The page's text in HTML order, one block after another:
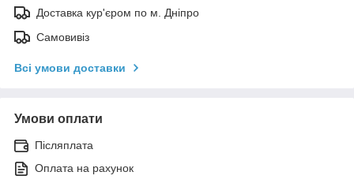
Доставка кур'єром по м. Дніпро
Самовивіз
Всі умови доставки
Умови оплати
Післяплата
Оплата на рахунок